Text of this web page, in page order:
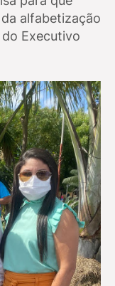
alfabetização
Executivo